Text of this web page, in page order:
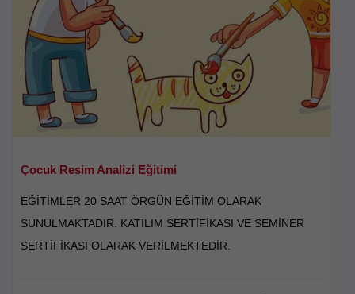
Çocuk Resim Analizi Eğitimi
EĞİTİMLER 20 SAAT ÖRGÜN EĞİTİM OLARAK
SUNULMAKTADIR. KATILIM SERTİFİKASI VE SEMİNER
SERTİFİKASI OLARAK VERİLMEKTEDİR.